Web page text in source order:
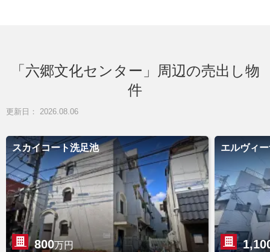
「六郷文化センター」周辺の売出し物
件
更新日： 2026.08.06
スカイコート洗足池
800万円
エルヴィ